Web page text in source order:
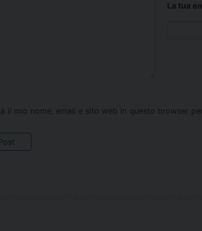
La tua
il mio nome, email e sito web in questo browser